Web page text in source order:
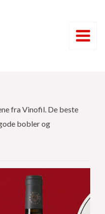
Menu
fra Vinofil. De beste
bobler og